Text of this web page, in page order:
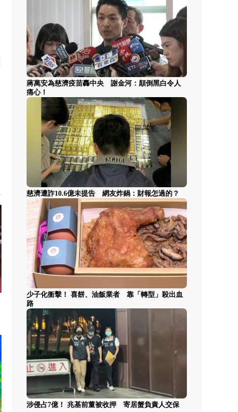
蔣萬安為慈濟疫苗轟中央 謝金河：顛倒黑白令人
痛心！
慈濟遭詐10.6億未提告 網友炸鍋：財報怎過的？
少子化衝擊！ 喜餅、油飯業者 靠「轉型」殺出血
路
涉侵占7億！ 兆基前董被收押 寄居蟹負責人交保